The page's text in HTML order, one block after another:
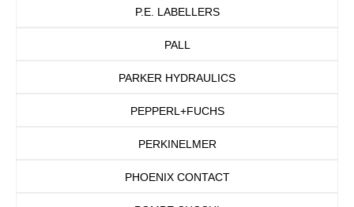
P.E. LABELLERS
PALL
PARKER HYDRAULICS
PEPPERL+FUCHS
PERKINELMER
PHOENIX CONTACT